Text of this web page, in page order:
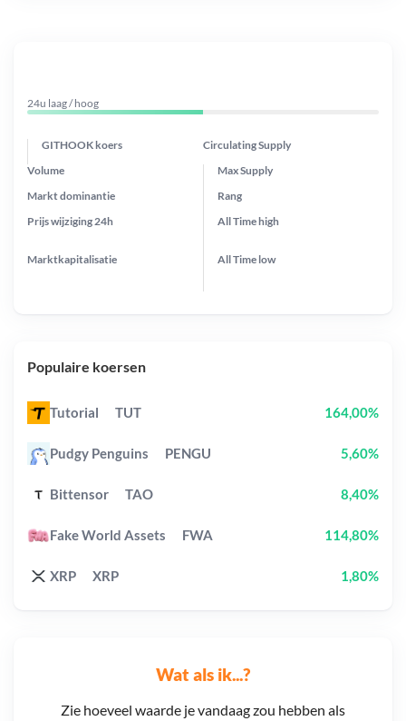
Wat als ik...?
Zie hoeveel waarde je vandaag zou hebben als
24u laag / hoog
GITHOOK koers Circulating Supply
Prijs wijziging 24h
Max Supply
Markt dominantie
Marktkapitalisatie
Volume
Rang
All Timehigh
All Time low
Populaire koersen
Tutorial TUT 164,00%
Pudgy Penguins PENGU 5,60%
Bittensor TAO 8,40%
Fake World Assets FWA 114,80%
XRP XRP 1,80%